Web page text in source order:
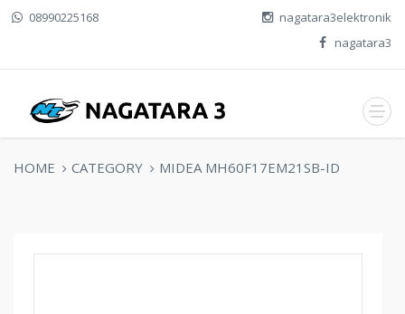
08990225168
nagatara3elektronik
nagatara3
HOME CATEGORY MIDEA MH60F17EM21SB-ID